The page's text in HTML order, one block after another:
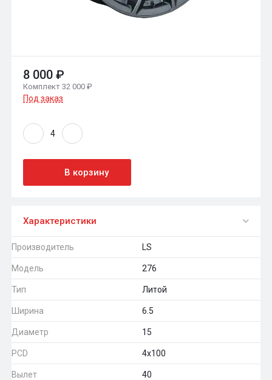
8 000 ₽
Комплект 32 000 ₽
Под заказ
В корзину
Характеристики
Производитель LS
Модель 276
Тип Литой
Ширина 6.5
Диаметр 15
PCD 4x100
Вылет 40